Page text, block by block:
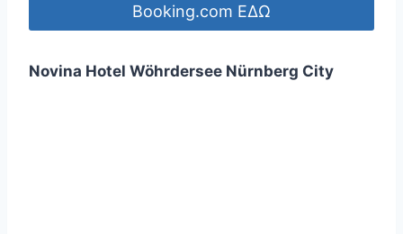
Booking.com ΕΔΩ
Novina Hotel Wöhrdersee Nürnberg City